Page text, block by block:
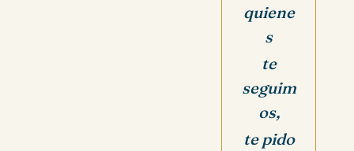
quiene
s
te
seguim
os,
te pido